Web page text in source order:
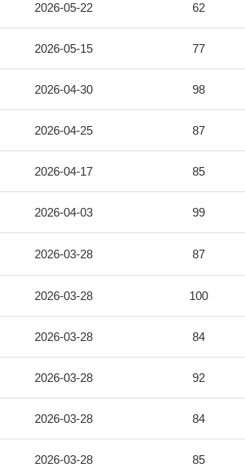
2026-05-22 62
2026-05-15 77
2026-04-30 98
2026-04-25 87
2026-04-17 85
2026-04-03 99
2026-03-28 87
2026-03-28 100
2026-03-28 84
2026-03-28 92
2026-03-28 84
2026-03-28 85